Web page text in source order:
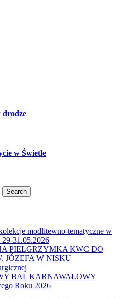
drodze
w Świetle
modlitewno-tematyczne w
31.05.2026
PIELGRZYMKA KWC DO
JÓZEFA W NISKU
BAL KARNAWAŁOWY
Roku 2026